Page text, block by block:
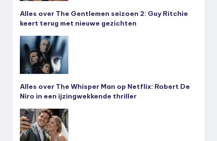
Alles over The Gentlemen seizoen 2: Guy Ritchie
keert terug met nieuwe gezichten
Alles over The Whisper Man op Netflix: Robert De
Niro in een ijzingwekkende thriller